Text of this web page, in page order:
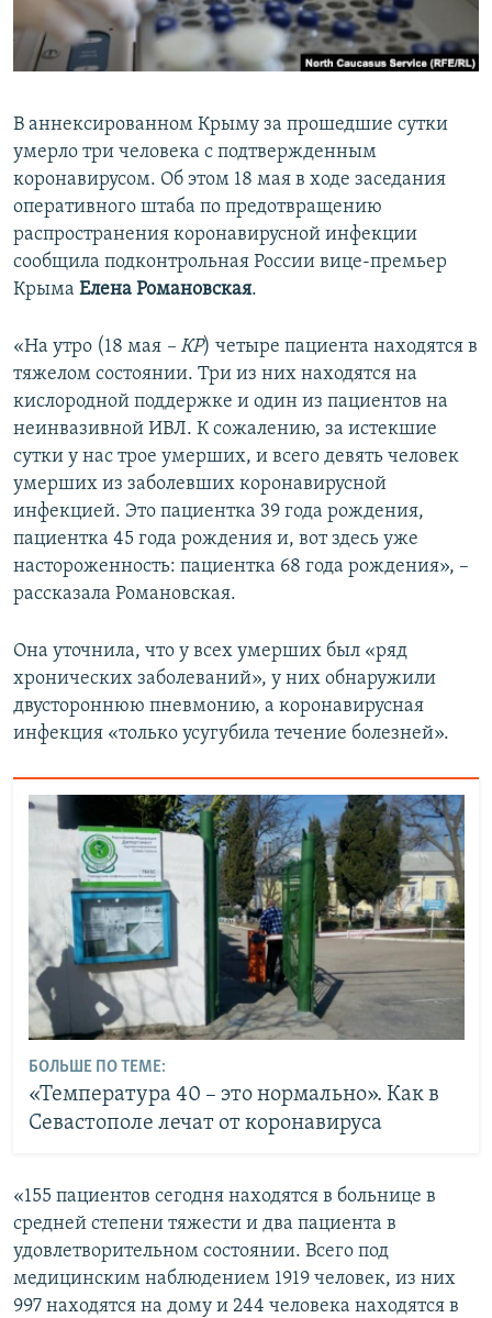
ПОБЕДИТЕЛЕЙ НЕ СУДЯТ?
КРЫМ.НЕПОКОРЕННЫЙ
УКРАИНСКАЯ ПРОБЛЕМА КРЫМА
ПРИСОЕДИНЯЙТЕСЬ!
Все сайты RFE/RL
В аннексированном Крыму за прошедшие сутки
умерло три человека с подтвержденным
коронавирусом. Об этом 18 мая в ходе заседания
оперативного штаба по предотвращению
распространения коронавирусной инфекции
сообщила подконтрольная России вице-премьер
Крыма Елена Романовская.
«На утро (18 мая – КР) четыре пациента находятся в
тяжелом состоянии. Три из них находятся на
кислородной поддержке и один из пациентов на
неинвазивной ИВЛ. К сожалению, за истекшие
сутки у нас трое умерших, и всего девять человек
умерших из заболевших коронавирусной
инфекцией. Это пациентка 39 года рождения,
пациентка 45 года рождения и, вот здесь уже
настороженность: пациентка 68 года рождения», –
рассказала Романовская.
Она уточнила, что у всех умерших был «ряд
хронических заболеваний», у них обнаружили
двустороннюю пневмонию, а коронавирусная
инфекция «только усугубила течение болезней».
БОЛЬШЕ ПО ТЕМЕ:
«Температура 40 – это нормально». Как в
Севастополе лечат от коронавируса
«155 пациентов сегодня находятся в больнице в
средней степени тяжести и два пациента в
удовлетворительном состоянии. Всего под
медицинским наблюдением 1919 человек, из них
997 находятся на дому и 244 человека находятся в